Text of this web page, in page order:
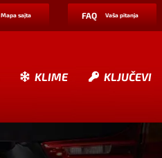
Mapa sajta FAQ Vaša pitanja
KLIME KLJUČEVI